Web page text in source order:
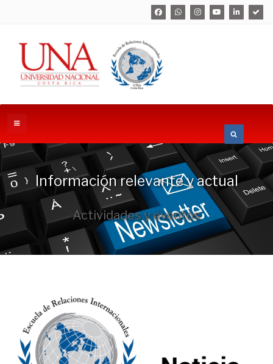
Información relevante y actual
Actividades y eventos